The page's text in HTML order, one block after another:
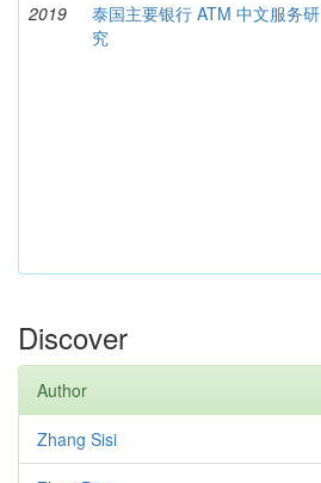
2019
泰国主要银行 ATM 中文服务研
究
Discover
Author
Zhang Sisi